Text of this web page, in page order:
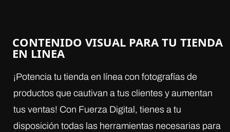
CONTENIDO VISUAL PARA TU TIENDA
EN LINEA
¡Potencia tu tienda en línea con fotografías de
productos que cautivan a tus clientes y aumentan
tus ventas! Con Fuerza Digital, tienes a tu
disposición todas las herramientas necesarias para